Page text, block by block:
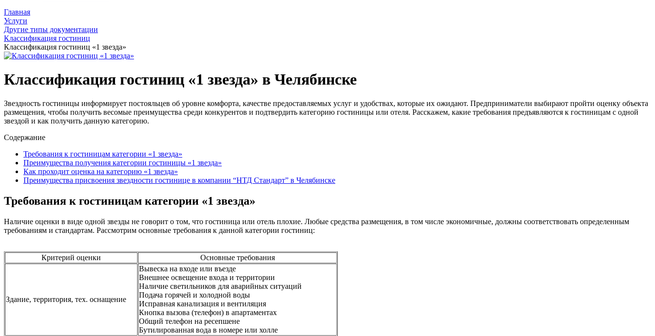
Главная
Услуги
Другие типы документации
Классификация гостиниц
Классификация гостиниц «1 звезда»
Классификация гостиниц «1 звезда» в Челябинске
Звездность гостиницы информирует постояльцев об уровне комфорта, качестве предоставляемых услуг и удобствах, которые их ожидают. Предприниматели выбирают пройти оценку объекта
размещения, чтобы получить весомые преимущества среди конкурентов и подтвердить категорию гостиницы или отеля. Расскажем, какие требования предъявляются к гостиницам с одной
звездой и как получить данную категорию.
Содержание
Требования к гостиницам категории «1 звезда»
Преимущества получения категории гостиницы «1 звезда»
Как проходит оценка на категорию «1 звезда»
Преимущества присвоения звездности гостинице в компании “НТД Стандарт” в Челябинске
Требования к гостиницам категории «1 звезда»
Наличие оценки в виде одной звезды не говорит о том, что гостиница или отель плохие. Любые средства размещения, в том числе экономичные, должны соответствовать определенным
требованиям и стандартам. Рассмотрим основные требования к данной категории гостиниц:
Критерий оценки Основные требования
Здание, территория, тех. оснащение
Вывеска на входе или въезде
Внешнее освещение входа и территории
Наличие светильников для аварийных ситуаций
Подача горячей и холодной воды
Исправная канализация и вентиляция
Кнопка вызова (телефон) в апартаментах
Общий телефон на ресепшене
Бутилированная вода в номере или холле